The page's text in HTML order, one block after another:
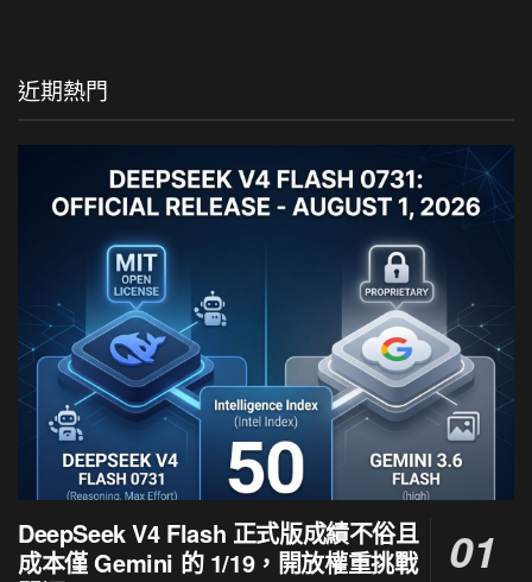
近期熱門
DeepSeek V4 Flash 正式版成績不俗且
成本僅 Gemini 的 1/19，開放權重挑戰